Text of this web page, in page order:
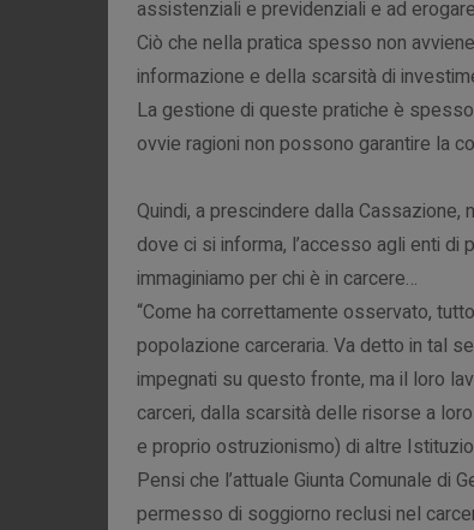
assistenziali e previdenziali e ad
Ciò che nella pratica spesso non
informazione e della scarsità di
La gestione di queste pratiche è
ovvie ragioni non possono garantire la
Quindi, a prescindere dalla
dove ci si informa, l’accesso agli enti di
immaginiamo per chi è in carcere…
“Come ha correttamente osservato,
popolazione carceraria. Va detto in tal
impegnati su questo fronte, ma il loro
carceri, dalla scarsità delle risorse a
e proprio ostruzionismo) di altre
Pensi che l’attuale Giunta Comunale di
permesso di soggiorno reclusi nel